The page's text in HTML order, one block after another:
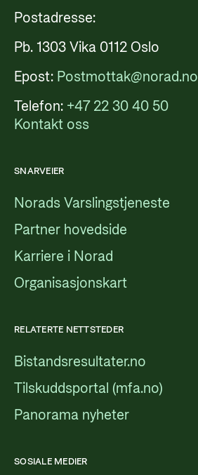
Postadresse:
Pb. 1303 Vika 0112 Oslo
Epost: Postmottak@norad.no
Telefon: +47 22 30 40 50
Kontakt oss
SNARVEIER
Norads Varslingstjeneste
Partner hovedside
Karriere i Norad
Organisasjonskart
RELATERTE NETTSTEDER
Bistandsresultater.no
Tilskuddsportal (mfa.no)
Panorama nyheter
SOSIALE MEDIER